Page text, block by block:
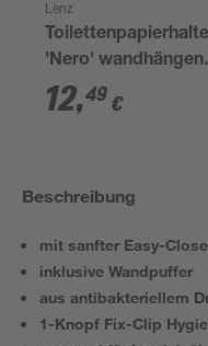
Lenz
'Nero'
schwarz
12,49 €
Beschreibung
mit sanfter Easy-
inklusive Wandpuffer
aus antibakteriellem
1-Knopf Fix-Clip